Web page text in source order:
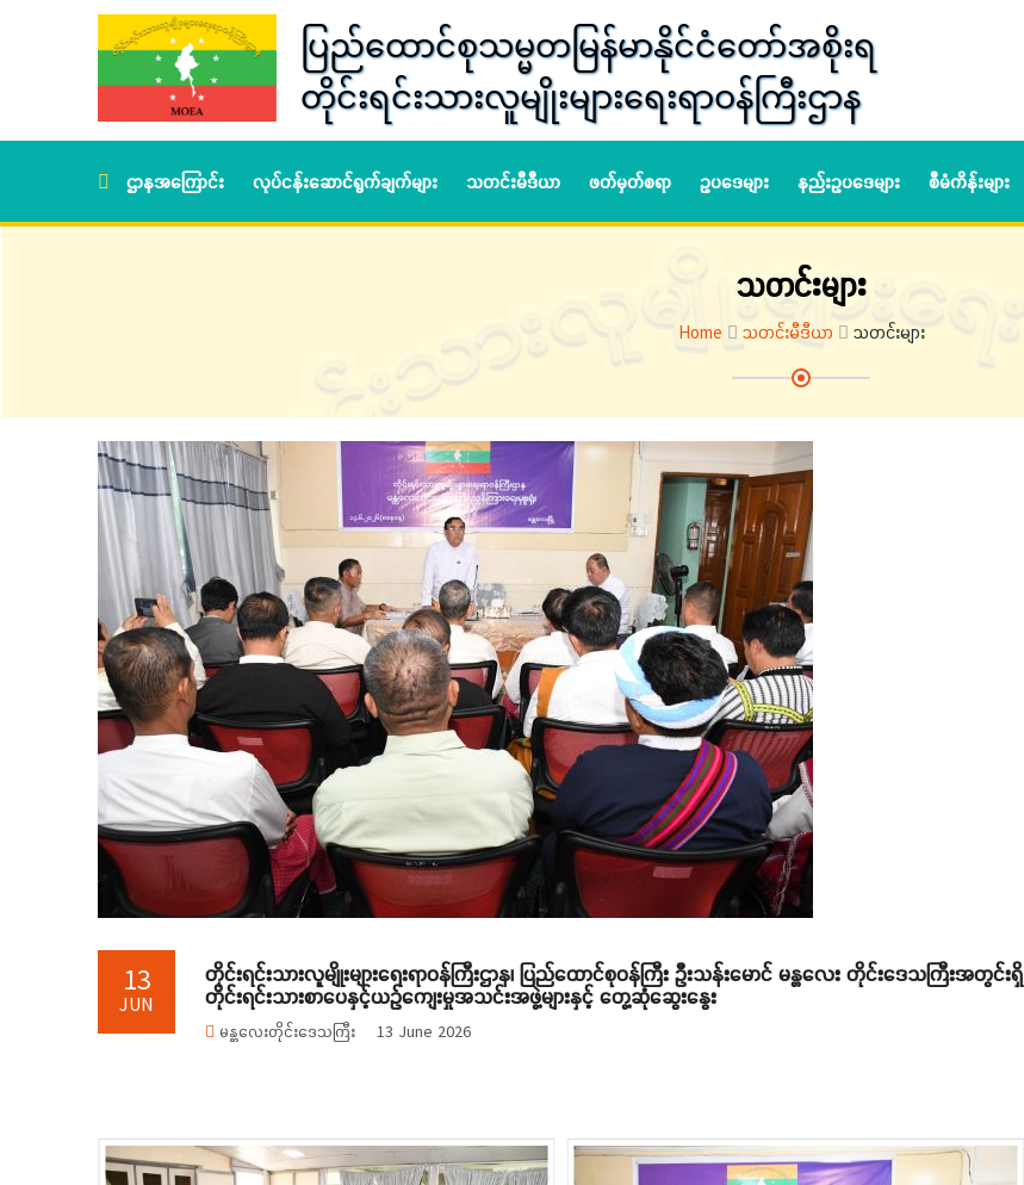
ပြည်ထောင်စုသမ္မတမြန်မာနိုင်ငံတော်အစိုးရ
တိုင်းရင်းသားလူမျိုးများရေးရာဝန်ကြီးဌာန
ဌာနအကြောင်း လုပ်ငန်းဆောင်ရွက်ချက်များ သတင်းမီဒီယာ ဖတ်မှတ်စရာ ဥပဒေများ နည်းဥပဒေများ စီမံကိန်းများ
သတင်းများ
Home သတင်းမီဒီယာ သတင်းများ
13
JUN
တိုင်းရင်းသားလူမျိုးများရေးရာဝန်ကြီးဌာန၊ ပြည်ထောင်စုဝန်ကြီး ဦးသန်းမောင် မန္တလေး တိုင်းဒေသကြီးအတွင်းရှိ
တိုင်းရင်းသားစာပေနှင့်ယဉ်ကျေးမှုအသင်းအဖွဲ့များနှင့် တွေ့ဆုံဆွေးနွေး
မန္တလေးတိုင်းဒေသကြီး 13 June 2026